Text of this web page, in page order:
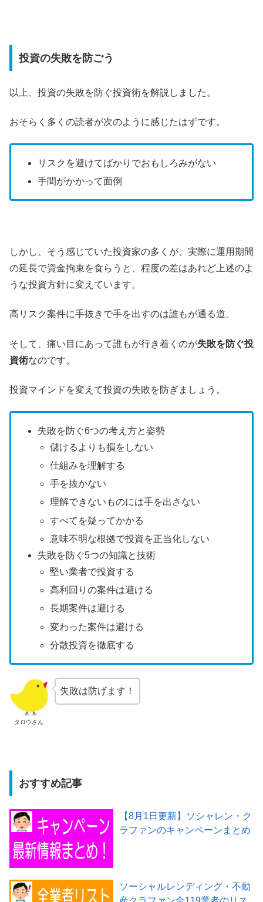
投資の失敗を防ごう
以上、投資の失敗を防ぐ投資術を解説しました。
おそらく多くの読者が次のように感じたはずです。
リスクを避けてばかりでおもしろみがない
手間がかかって面倒
しかし、そう感じていた投資家の多くが、実際に運用期間
の延長で資金拘束を食らうと、程度の差はあれど上述のよ
うな投資方針に変えています。
高リスク案件に手抜きで手を出すのは誰もが通る道。
そして、痛い目にあって誰もが行き着くのが失敗を防ぐ投
資術なのです。
投資マインドを変えて投資の失敗を防ぎましょう。
失敗を防ぐ6つの考え方と姿勢
儲けるよりも損をしない
仕組みを理解する
手を抜かない
理解できないものには手を出さない
すべてを疑ってかかる
意味不明な根拠で投資を正当化しない
失敗を防ぐ5つの知識と技術
堅い業者で投資する
高利回りの案件は避ける
長期案件は避ける
変わった案件は避ける
分散投資を徹底する
タロウさん
失敗は防げます！
おすすめ記事
【8月1日更新】ソシャレン・ク
ラファンのキャンペーンまとめ
ソーシャルレンディング・不動